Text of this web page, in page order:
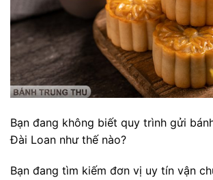
Bạn đang không biết quy trình gửi
Đài Loan như thế nào?
Bạn đang tìm kiếm đơn vị uy tín vận